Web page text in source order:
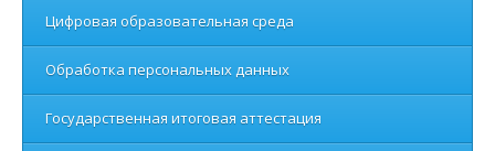
Цифровая образовательная среда
Обработка персональных данных
Государственная итоговая аттестация